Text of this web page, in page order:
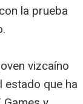
la prueba
vizcaíno
estado que ha